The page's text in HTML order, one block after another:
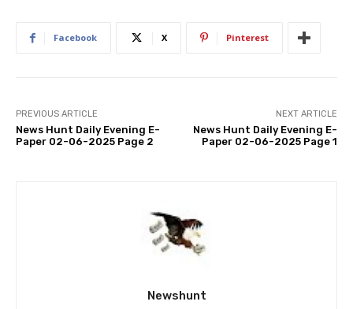
Facebook X Pinterest
PREVIOUS ARTICLE
News Hunt Daily Evening E-
Paper 02-06-2025 Page 2
NEXT ARTICLE
News Hunt Daily Evening E-
Paper 02-06-2025 Page 1
Newshunt